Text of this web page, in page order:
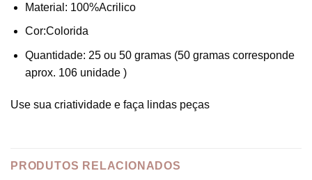
Material: 100%Acrilico
Cor:Colorida
Quantidade: 25 ou 50 gramas (50 gramas corresponde
aprox. 106 unidade )
Use sua criatividade e faça lindas peças
PRODUTOS RELACIONADOS